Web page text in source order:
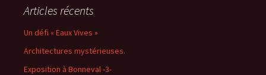
Articles récents
Un défi « Eaux Vives »
Architectures mystérieuses.
Exposition à Bonneval -3-